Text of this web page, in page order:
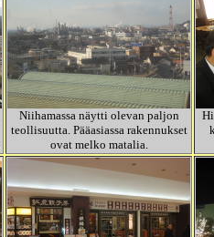
Niihamassa näytti olevan paljon
teollisuutta. Pääasiassa rakennukset
ovat melko matalia.